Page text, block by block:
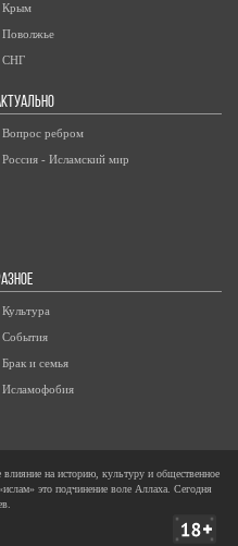
Крым
Поволжье
СНГ
Вопрос ребром
- Исламский мир
События
и семья
Исламофобия
на историю, культуру и общественное
это подчинение воле Аллаха. Сегодня